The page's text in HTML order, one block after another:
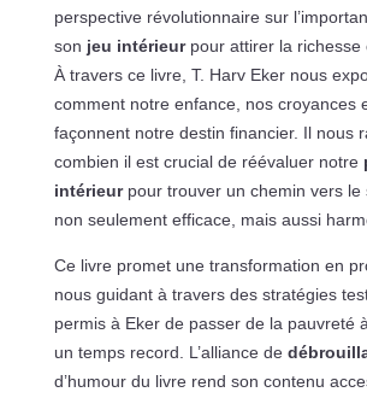
perspective révolutionnaire sur
son jeu intérieurpour attirer la richesse
À travers ce livre, T. Harv Eker nous
comment notre enfance, nos croyances
façonnent notre destin financier. Il nous
combien il est crucial de réévaluer notre
intérieurpour trouver un chemin vers le
non seulement efficace, mais aussi
Ce livre promet une transformation en
nous guidant à travers des stratégies
permis à Eker de passer de la pauvreté
un temps record. L’alliance de
d’humour du livre rend son contenu